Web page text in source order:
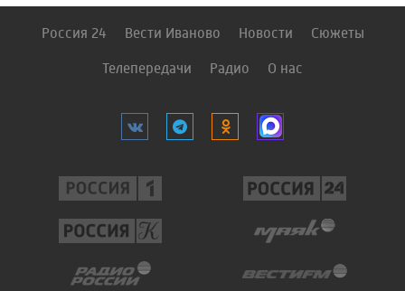
Россия 24 Вести Иваново Новости Сюжеты
Телепередачи Радио О нас